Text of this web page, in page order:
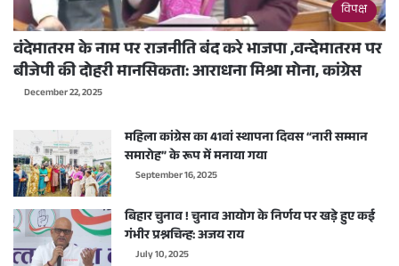
विपक्ष
वंदेमातरम के नाम पर राजनीति बंद करे भाजपा ,वन्देमातरम पर
बीजेपी की दोहरी मानसिकता: आराधना मिश्रा मोना, कांग्रेस
December 22, 2025
महिला कांग्रेस का 41वां स्थापना दिवस “नारी सम्मान
समारोह” के रूप में मनाया गया
September 16, 2025
बिहार चुनाव ! चुनाव आयोग के निर्णय पर खड़े हुए कई
गंभीर प्रश्नचिन्ह: अजय राय
July 10, 2025